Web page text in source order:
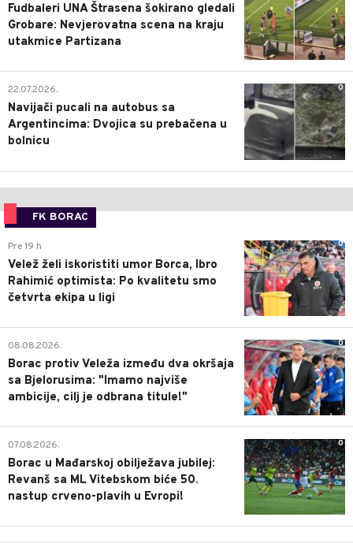
Fudbaleri UNA Štrasena šokirano gledali
Grobare: Nevjerovatna scena na kraju
utakmice Partizana
0
22.07.2026.
Navijači pucali na autobus sa
Argentincima: Dvojica su prebačena u
bolnicu
FK BORAC
0
Pre 19 h
Velež želi iskoristiti umor Borca, Ibro
Rahimić optimista: Po kvalitetu smo
četvrta ekipa u ligi
0
08.08.2026.
Borac protiv Veleža između dva okršaja
sa Bjelorusima: "Imamo najviše
ambicije, cilj je odbrana titule!"
0
07.08.2026.
Borac u Mađarskoj obilježava jubilej:
Revanš sa ML Vitebskom biće 50.
nastup crveno-plavih u Evropi!